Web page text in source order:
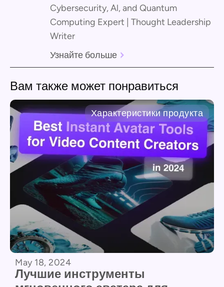
Cybersecurity, Al, and Quantum
Computing Expert | Thought Leadership
Writer
Узнайте больше
Вам также может понравиться
Характеристики продукта
May 18, 2024
Лучшие инструменты